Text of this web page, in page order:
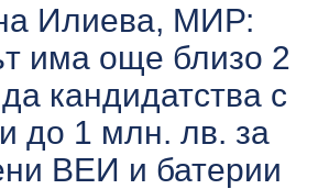
Илиева, МИР:
има още близо 2
кандидатства с
до 1 млн. лв. за
ВЕИ и батерии